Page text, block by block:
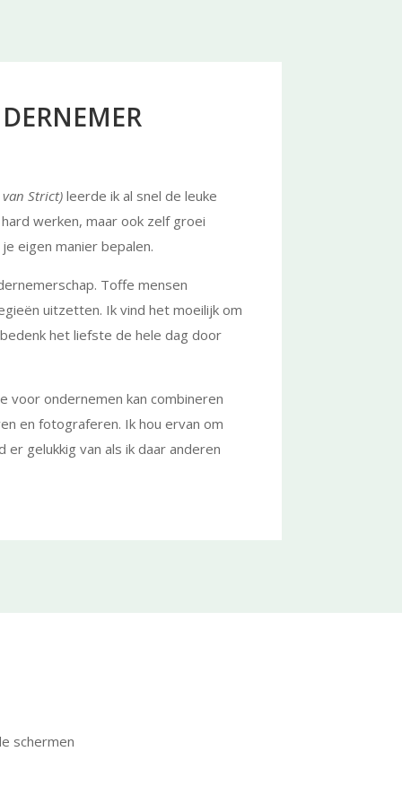
Strict) leerde ik al snel de leuke
werken, maar ook zelf groei
eigen manier bepalen.
Toffe mensen
uitzetten. Ik vind het moeilijk om
het liefste de hele dag door
voor ondernemen kan combineren
en fotograferen. Ik hou ervan om
gelukkig van als ik daar anderen
schermen